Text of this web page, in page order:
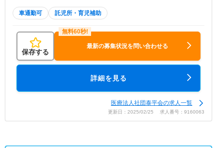
車通勤可 託児所・育児補助
保存する
最新の募集状況を問い合わせる
詳細を見る
医療法人社団泰平会の求人一覧
更新日：2025/02/25 求人番号：9160063